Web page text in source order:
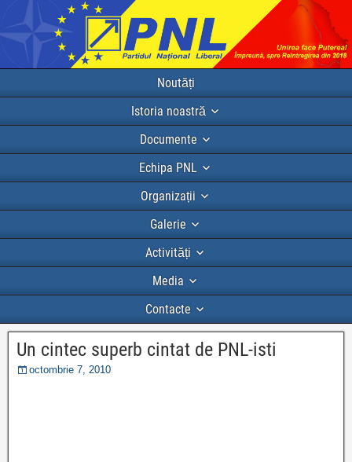
Noutăți
Istoria noastră
Documente
Echipa PNL
Organizații
Galerie
Activități
Media
Contacte
Un cintec superb cintat de PNL-isti
octombrie 7, 2010